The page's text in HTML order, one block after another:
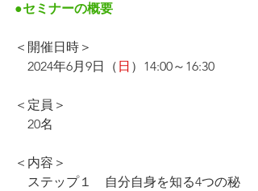
●セミナーの概要
＜開催日時＞
2024年6月9日（ 日 ）14:00～16:30
＜定員＞
20名
＜内容＞
ステップ１　自分自身を知る4つの秘